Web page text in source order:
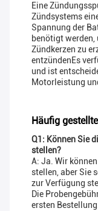
Eine
Zündsystems
Spannung der
benötigt werden,
Zündkerzen zu
entzündenEs
und ist
Motorleistung
Häufig
Q1: Können Sie
stellen?
A: Ja. Wir
stellen, aber Sie
zur Verfügung
Die
ersten